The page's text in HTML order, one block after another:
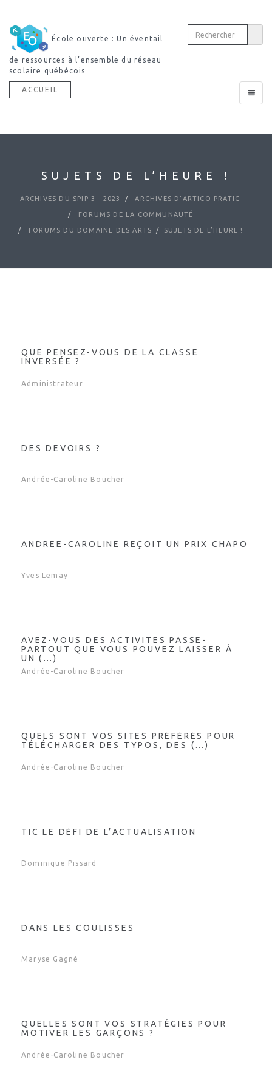
École ouverte : Un éventail
de ressources à l’ensemble du réseau
scolaire québécois
Toggle
ACCUEIL
SUJETS DE L’HEURE !
ARCHIVES DU SPIP 3 - 2023 ARCHIVES D’ARTICO-PRATIC
FORUMS DE LA COMMUNAUTÉ
FORUMS DU DOMAINE DES ARTS SUJETS DE L’HEURE !
QUE PENSEZ-VOUS DE LA CLASSE
INVERSÉE ?
Administrateur
DES DEVOIRS ?
Andrée-Caroline Boucher
ANDRÉE-CAROLINE REÇOIT UN PRIX CHAPO
Yves Lemay
AVEZ-VOUS DES ACTIVITÉS PASSE-
PARTOUT QUE VOUS POUVEZ LAISSER À
UN (…)
Andrée-Caroline Boucher
QUELS SONT VOS SITES PRÉFÉRÉS POUR
TÉLÉCHARGER DES TYPOS, DES (…)
Andrée-Caroline Boucher
TIC LE DÉFI DE L’ACTUALISATION
Dominique Pissard
DANS LES COULISSES
Maryse Gagné
QUELLES SONT VOS STRATÉGIES POUR
MOTIVER LES GARÇONS ?
Andrée-Caroline Boucher